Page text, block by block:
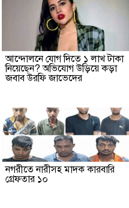
আন্দোলনে যোগ দিতে ১ লাখ টাকা
নিয়েছেন? অভিযোগ উড়িয়ে কড়া
জবাব উরফি জাভেদের
নগরীতে নারীসহ মাদক কারবারি
গ্রেফতার ১০